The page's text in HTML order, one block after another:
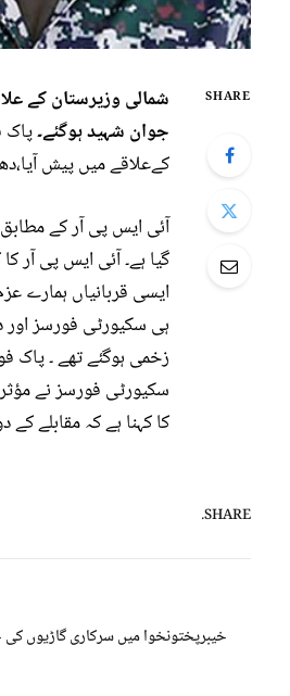
SHARE
جوان شہید ہوگئے۔پاک
کےعلاقے میں پیش آیا،دھماکے کے شہدا میں 29 سالہ
آئی ایس پی آر کے
گیا ہے۔ آئی ایس پی آر
ایسی قربانیاں ہمارے
ہی سکیورٹی فورسز اور
زخمی ہوگئے تھے ۔ پاک
سکیورٹی فورسز نے
کا کہنا ہے کہ مقابلے کے دوران
SHARE.
خیبرپختونخوا میں سرکاری گاڑیوں